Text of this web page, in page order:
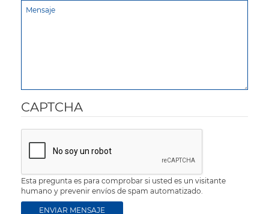
CAPTCHA
Esta pregunta es para comprobar si usted es un visitante
humano y prevenir envíos de spam automatizado.